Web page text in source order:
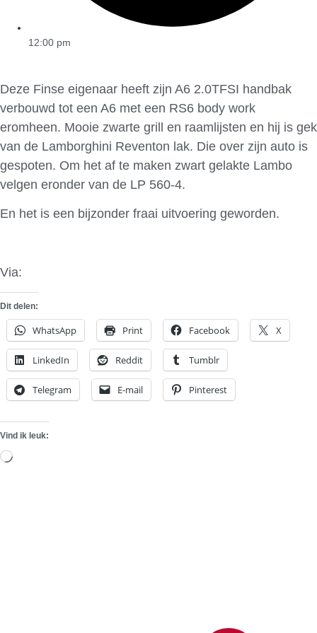
12:00 pm
Deze Finse eigenaar heeft zijn A6 2.0TFSI handbak
verbouwd tot een A6 met een RS6 body work
eromheen. Mooie zwarte grill en raamlijsten en hij is gek
van de Lamborghini Reventon lak. Die over zijn auto is
gespoten. Om het af te maken zwart gelakte Lambo
velgen eronder van de LP 560-4.
En het is een bijzonder fraai uitvoering geworden.
Via:
Dit delen:
WhatsApp Print Facebook X
LinkedIn Reddit Tumblr
Telegram E-mail Pinterest
Vind ik leuk:
Aan